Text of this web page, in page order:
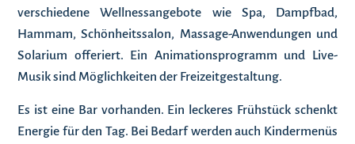
verschiedene Wellnessangebote wie Spa, Dampfbad,
Hammam, Schönheitssalon, Massage-Anwendungen und
Solarium offeriert. Ein Animationsprogramm und Live-
Musik sind Möglichkeiten der Freizeitgestaltung.
Es ist eine Bar vorhanden. Ein leckeres Frühstück schenkt
Energie für den Tag. Bei Bedarf werden auch Kindermenüs